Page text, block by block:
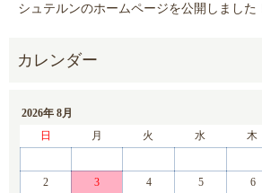
シュテルンのホームページを公開しました
2026年 8月
日
月 火 水 木
2
3 4 5 6